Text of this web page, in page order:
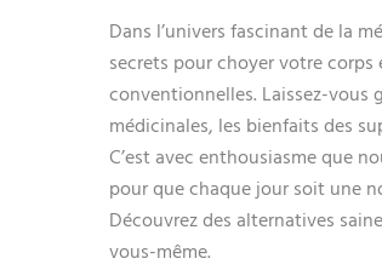
Dans l’univers fascinant de la
secrets pour choyer votre
conventionnelles. Laissez-
médicinales, les bienfaits des
C’est avec enthousiasme que
pour que chaque jour soit une
Découvrez des alternatives
vous-même.